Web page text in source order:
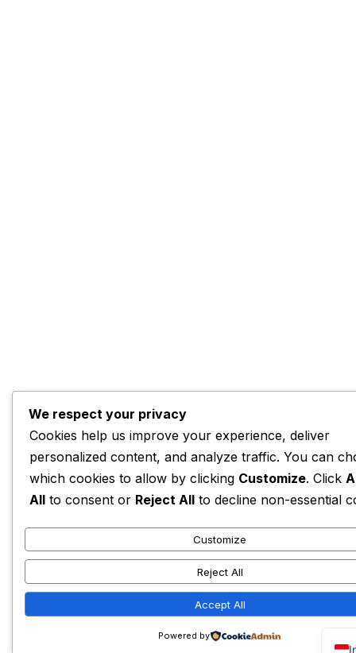
We respect your privacy
Cookies help us improve your experience, deliver
personalized content, and analyze traffic. You can
which cookies to allow by clicking Customize. Click
All to consent or Reject All to decline non-essential
Customize
Reject All
Accept All
Powered by